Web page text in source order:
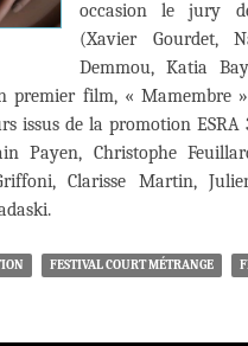
occasion le jury
(Xavier Gourdet,
Demmou, Katia
premier film, « Mamembre
issus de la promotion ESRA
Payen, Christophe
Clarisse Martin,
FESTIVAL COURT MÉTRANGE